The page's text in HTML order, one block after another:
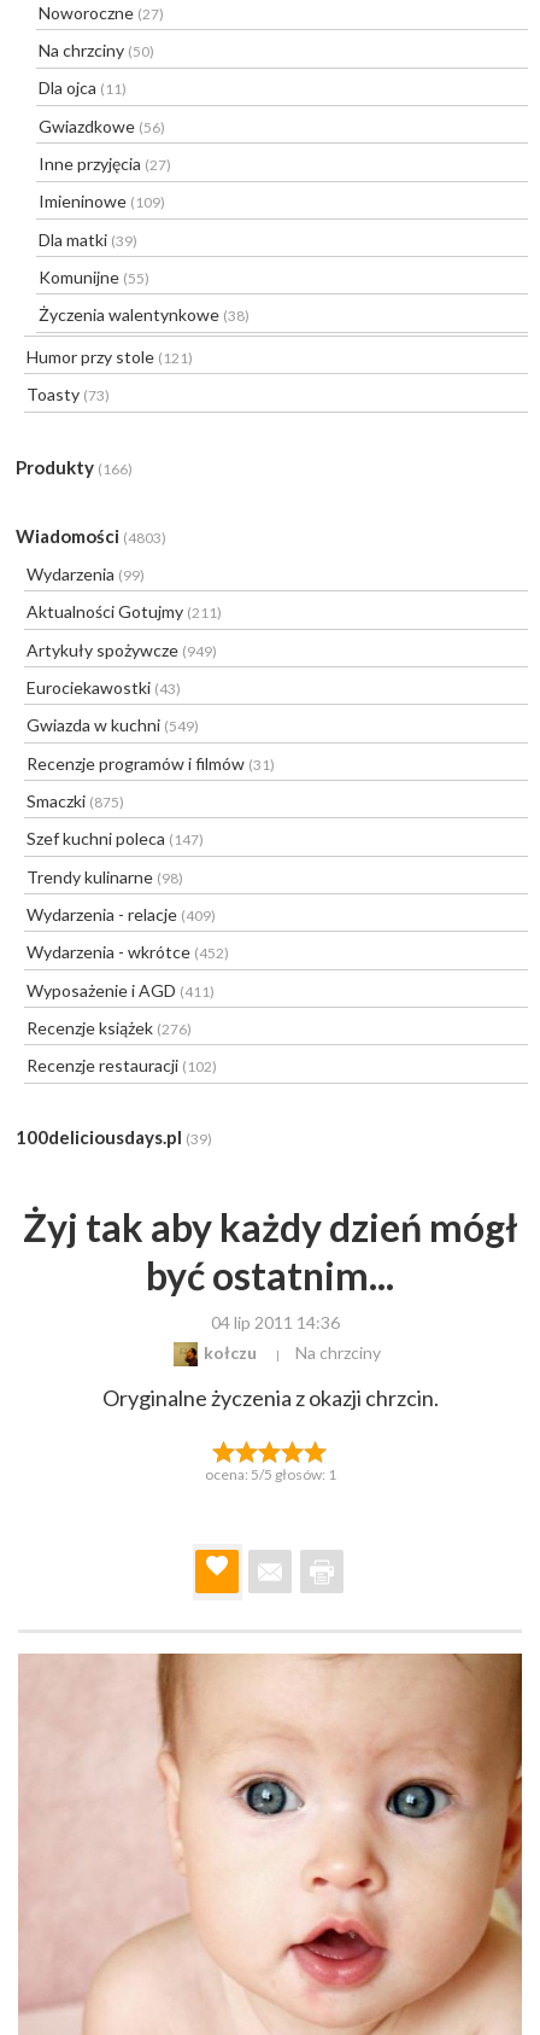
Noworoczne (27)
Na chrzciny (50)
Dla ojca (11)
Gwiazdkowe (56)
Inne przyjęcia (27)
Imieninowe (109)
Dla matki (39)
Komunijne (55)
Życzenia walentynkowe (38)
Humor przy stole (121)
Toasty (73)
Produkty (166)
Wiadomości (4803)
Wydarzenia (99)
Aktualności Gotujmy (211)
Artykuły spożywcze (949)
Eurociekawostki (43)
Gwiazda w kuchni (549)
Recenzje programów i filmów (31)
Smaczki (875)
Szef kuchni poleca (147)
Trendy kulinarne (98)
Wydarzenia - relacje (409)
Wydarzenia - wkrótce (452)
Wyposażenie i AGD (411)
Recenzje książek (276)
Recenzje restauracji (102)
100deliciousdays.pl (39)
Żyj tak aby każdy dzień mógł
być ostatnim...
04 lip 2011 14:36
kołczu
Na chrzciny
Oryginalne życzenia z okazji chrzcin.
ocena: 5/5 głosów: 1